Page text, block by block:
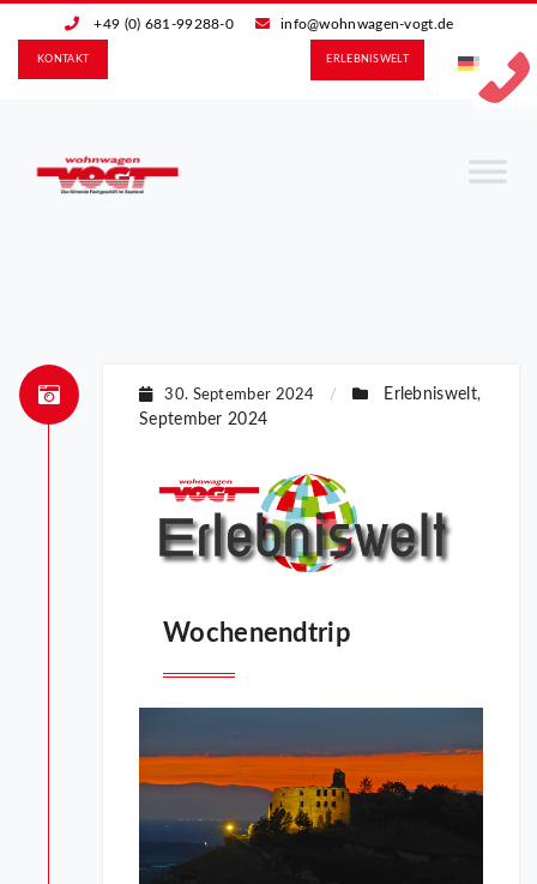
+49 (0) 681-99288-0 info@wohnwagen-vogt.de
ERLEBNIS­WELT
KONTAKT
30. September 2024 / Erlebniswelt,
September 2024
Wochenendtrip